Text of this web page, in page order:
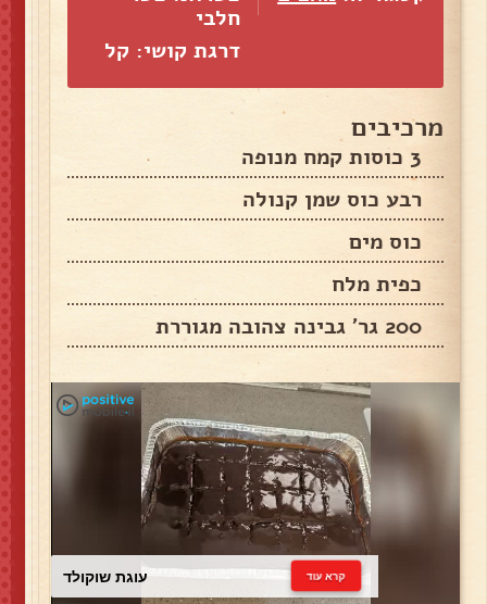
חלבי
דרגת קושי: קל
מרכיבים
3 כוסות קמח מנופה
רבע כוס שמן קנולה
כוס מים
כפית מלח
200 גר' גבינה צהובה מגוררת
עוגת שוקולד קרא עוד